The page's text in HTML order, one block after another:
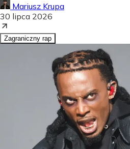
Mariusz Krupa
30 lipca 2026
Zagraniczny rap